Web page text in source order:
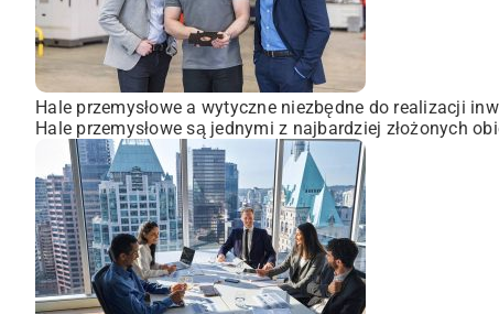
Hale przemysłowe a wytyczne niezbędne do realizacji
Hale przemysłowe są jednymi z najbardziej złożonych